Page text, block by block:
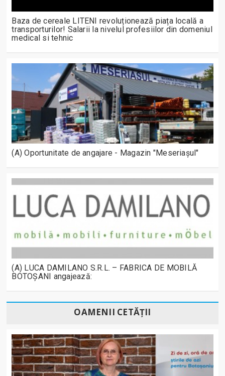
Baza de cereale LITENI revoluționează piața locală a
transporturilor! Salarii la nivelul profesiilor din domeniul
medical si tehnic
(A) Oportunitate de angajare - Magazin "Meseriașul"
(A) LUCA DAMILANO S.R.L. – FABRICA DE MOBILĂ
BOTOȘANI angajează:
OAMENII CETĂȚII